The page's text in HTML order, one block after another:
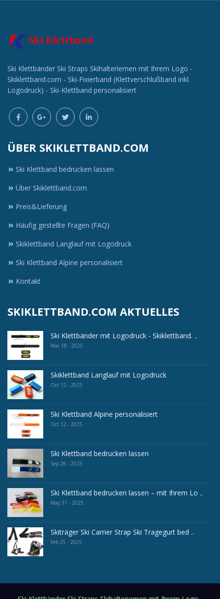
Ski Klettbänder Ski Straps Skihalteriemen mit Ihrem Logo -
Skiklettband.com - Ski-Fixierband (Klettverschlußband inkl.
Logodruck) - Ski-Klettband personalisiert
ÜBER SKIKLETTBAND.COM
Ski Klettband bedrucken lassen
Über Skiklettband.com
Preis&Lieferung
Häufig gestellte Fragen (FAQ)
Skiklettband Langlauf mit Logodruck
Ski Klettband Alpine personalisiert
Kontakt
SKIKLETTBAND.COM AKTUELLES
Ski Klettbänder mit Logodruck - Skiklettband. ..
Nov 18 - 2025
Skiklettband Langlauf mit Logodruck
Oct 12 - 2025
Ski Klettband Alpine personalisiert
Oct 12 - 2025
Ski Klettband bedrucken lassen
Sep 26 - 2025
Ski Klettband bedrucken lassen – mit Ihrem Lo ..
May 31 - 2025
Skiträger Ski Carrier Strap Ski Tragegurt bed ..
Feb 25 - 2025